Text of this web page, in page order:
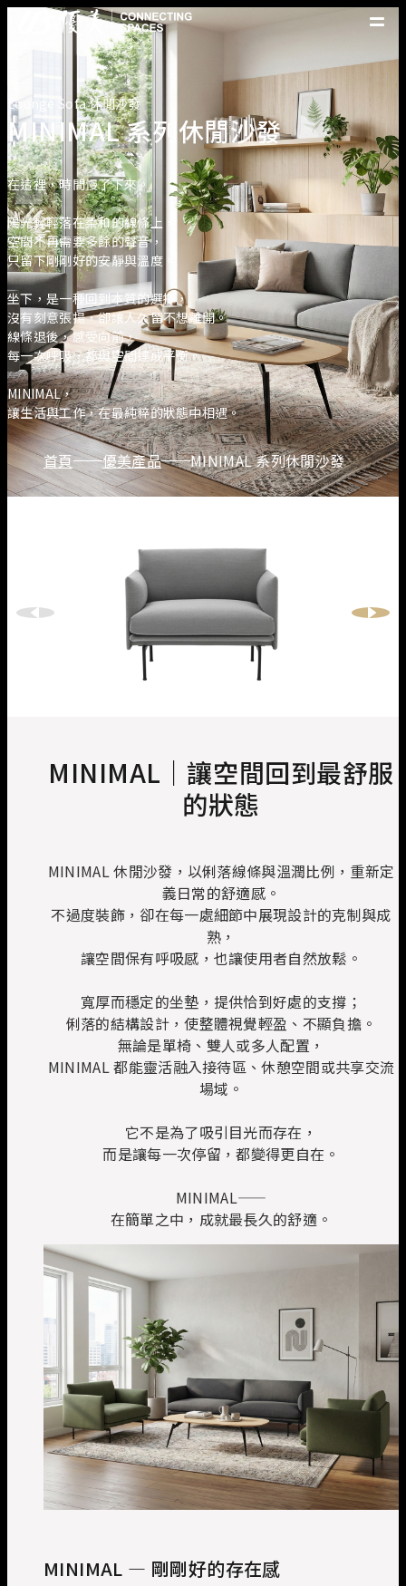
優美產品
精選案例
優美脈動
常見問題
關於優美
優美服務
人才招募
聯絡我們
Lounge Sofa 休閒沙發
MINIMAL 系列休閒沙發
在這裡，時間慢了下來。
陽光輕輕落在柔和的線條上，
空間不再需要多餘的聲音，
只留下剛剛好的安靜與溫度。
坐下，是一種回到本質的選擇，
沒有刻意張揚，卻讓人久留不想離開。
線條退後，感受向前，
每一次呼吸，都與空間達成平衡。
MINIMAL，
讓生活與工作，在最純粹的狀態中相遇。
首頁 優美產品 MINIMAL 系列休閒沙發
MINIMAL｜讓空間回到最舒服
的狀態
MINIMAL 休閒沙發，以俐落線條與溫潤比例，重新定
義日常的舒適感。
不過度裝飾，卻在每一處細節中展現設計的克制與成
熟，
讓空間保有呼吸感，也讓使用者自然放鬆。
寬厚而穩定的坐墊，提供恰到好處的支撐；
俐落的結構設計，使整體視覺輕盈、不顯負擔。
無論是單椅、雙人或多人配置，
MINIMAL 都能靈活融入接待區、休憩空間或共享交流
場域。
它不是為了吸引目光而存在，
而是讓每一次停留，都變得更自在。
MINIMAL——
在簡單之中，成就最長久的舒適。
MINIMAL — 剛剛好的存在感